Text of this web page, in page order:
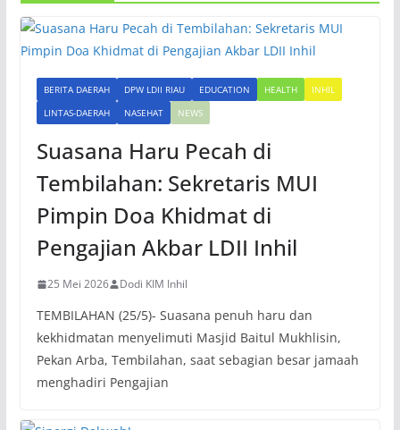
BERITA DAERAH DPW LDII RIAU EDUCATION HEALTH
INHIL
LINTAS-DAERAH
NASEHAT NEWS
Suasana Haru Pecah di
Tembilahan: Sekretaris MUI
Pimpin Doa Khidmat di
Pengajian Akbar LDII Inhil
25 Mei 2026 Dodi KIM Inhil
TEMBILAHAN (25/5)- Suasana penuh haru dan
kekhidmatan menyelimuti Masjid Baitul Mukhlisin,
Pekan Arba, Tembilahan, saat sebagian besar jamaah
menghadiri Pengajian